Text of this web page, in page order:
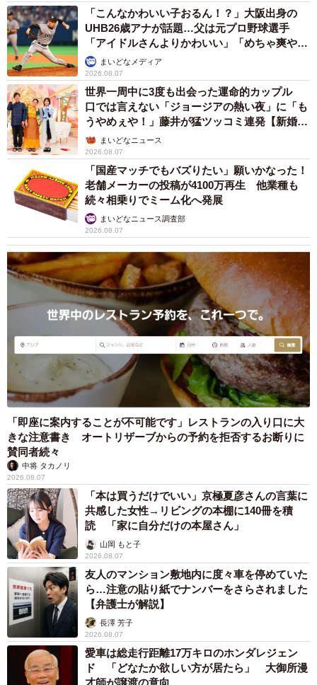
「こんなかわいい子おるん！？」大阪出身の
UHB26歳アナが話題…父は元プロ野球選手
「アイドルさんよりかわいい」「めちゃ爽や
か」まいどなメディア
2026.08.07
世界一周中に3度も出会った運命的カップル
口では言えない「ジョージアの熱い夜」に「も
うやめぇや！」藤井が猛ツッコミ連発【新婚さ
ん】まいどなニュース
2026.08.07
「国産マッチでもバズりたい」願いかなった！
老舗メーカーの投稿が4100万再生 他業種も
続々相乗りでミーム化へ発展
まいどなニュース調査部
2026.08.07
「即座に案内することが不可能です」レストランの入り口に大
きな注意書き オートリザーブからの予約を拒否するお断りに
賛同者続々
中将 タカノリ
2026.08.07
「本は買うだけでいい」京極夏彦さんの言葉に
共感した女性→リビングの本棚に140冊を積
読 「家に自分だけの本屋さん」
山岡 もと子
2026.08.07
友人のマンション敷地内に度々車を停めていた
ら…注意の貼り紙でナンバーをさらされました
【弁護士が解説】
長澤 芳子
2026.08.07
愛車は総走行距離17万キロのホンダレジェン
ド 「どなたか欲しい方が居たら」 大御所漫